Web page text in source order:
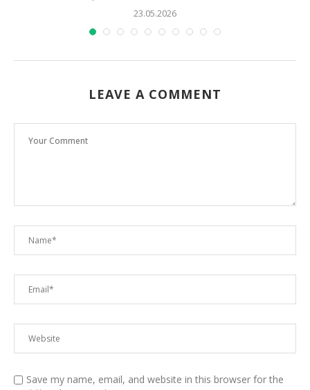
23.05.2026
LEAVE A COMMENT
Save my name, email, and website in this browser for the